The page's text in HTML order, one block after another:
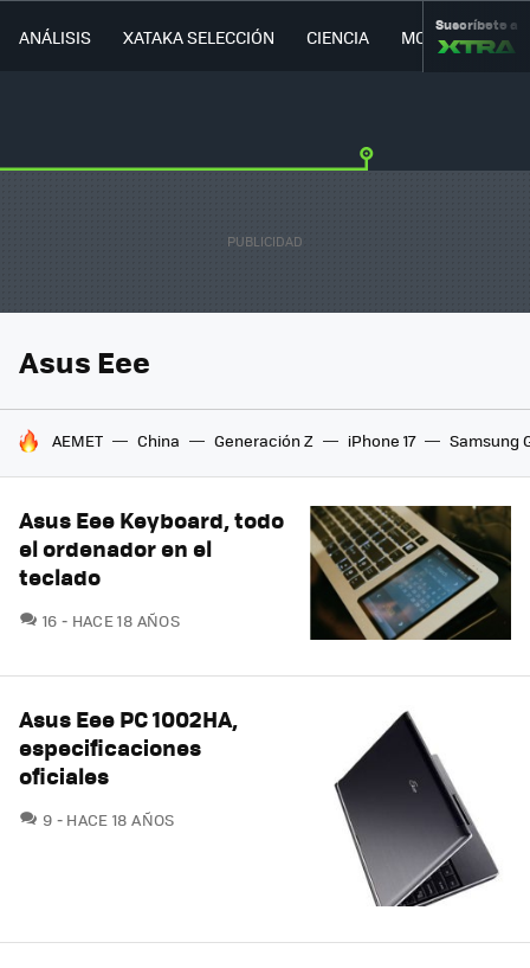
ANÁLISIS XATAKA SELECCIÓN CIENCIA MOVILIDAD
Suscríbete a
Asus Eee
HOY SE HABLA DE
AEMET China Generación Z iPhone 17 Samsung
Asus Eee Keyboard, todo
el ordenador en el
teclado
16 COMENTARIOS
HACE 18 AÑOS
Asus Eee PC 1002HA,
especificaciones
oficiales
9 COMENTARIOS
HACE 18 AÑOS